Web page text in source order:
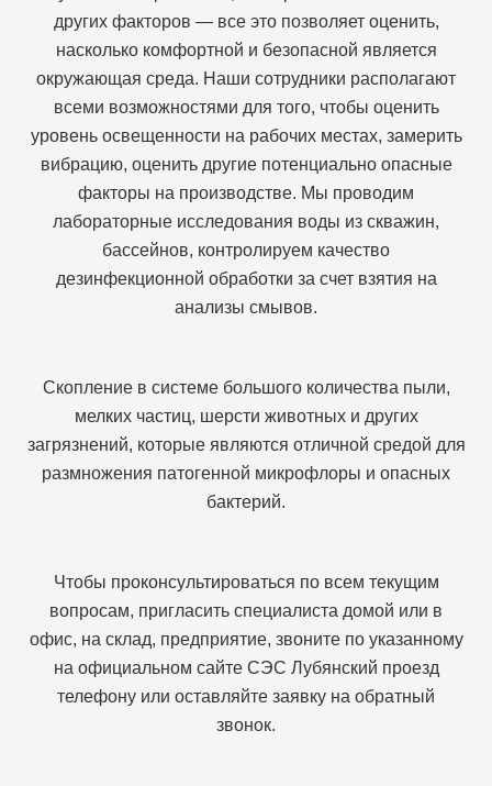
других факторов — все это позволяет оценить,
насколько комфортной и безопасной является
окружающая среда. Наши сотрудники располагают
всеми возможностями для того, чтобы оценить
уровень освещенности на рабочих местах, замерить
вибрацию, оценить другие потенциально опасные
факторы на производстве. Мы проводим
лабораторные исследования воды из скважин,
бассейнов, контролируем качество
дезинфекционной обработки за счет взятия на
анализы смывов.
Скопление в системе большого количества пыли,
мелких частиц, шерсти животных и других
загрязнений, которые являются отличной средой для
размножения патогенной микрофлоры и опасных
бактерий.
Чтобы проконсультироваться по всем текущим
вопросам, пригласить специалиста домой или в
офис, на склад, предприятие, звоните по указанному
на официальном сайте СЭС Лубянский проезд
телефону или оставляйте заявку на обратный
звонок.